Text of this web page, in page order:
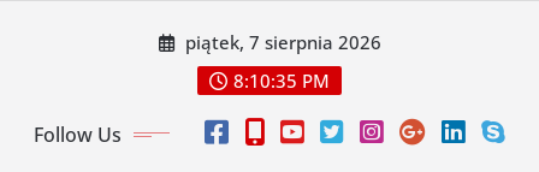
piątek, 7 sierpnia 2026
8:10:36 PM
Follow Us